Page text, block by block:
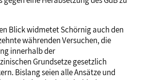
Blick widmetet Schörnig auch den
währenden Versuchen, die
innerhalb der
Grundsetze gesetzlich
Bislang seien alle Ansätze und